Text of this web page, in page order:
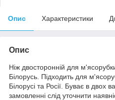
Опис Характеристики
Опис
Ніж двосторонній для
Білорусь. Підходить для
Білорусі та Росії. Буває в двох
замовленні слід уточнити